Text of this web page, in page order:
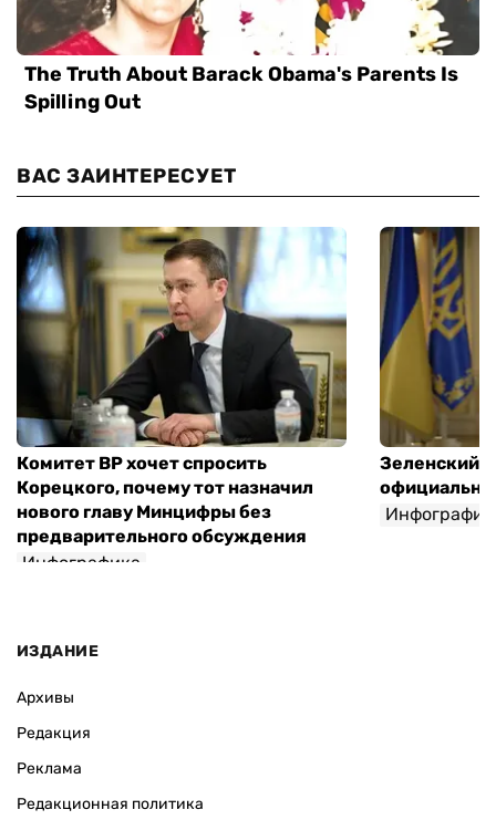
ВАС ЗАИНТЕРЕСУЕТ
Комитет ВР хочет спросить
Корецкого, почему тот назначил
нового главу Минцифры без
предварительного обсуждения
Инфографика
Зеленский
ИЗДАНИЕ
Архивы
Редакция
Реклама
Редакционная политика